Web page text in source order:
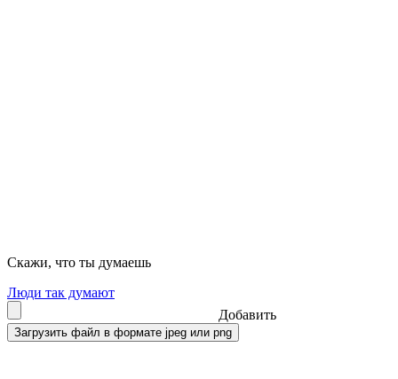
Скажи, что ты думаешь
Люди так думают
Добавить